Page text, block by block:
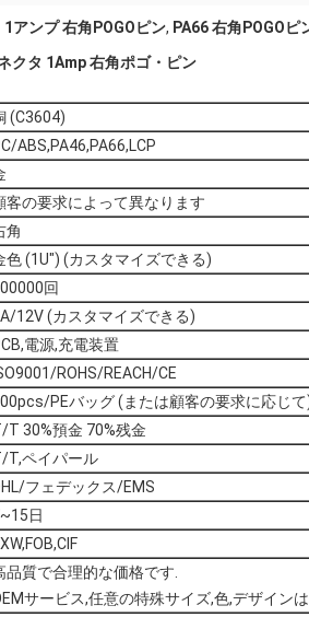
1アンプ 右角POGOピン, PA66 右角POGOピ
クタ 1Amp 右角ポゴ・ピン
(C3604)
ABS,PA46,PA66,LCP
客の要求によって異なります
角
色 (1U") (カスタマイズできる)
回
12V (カスタマイズできる)
電源,充電装置
ROHS/REACH/CE
PEバッグ (または顧客の要求に応じて
T 30%預金 70%残金
T,ペイパール
フェデックス/EMS
日
品質で合理的な価格です.
サービス,任意の特殊サイズ,色,デザイン